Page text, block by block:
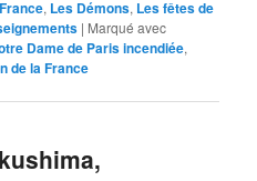
, Les Démons, Les fêtes de
| Marqué avec
Dame de Paris incendiée,
de la France